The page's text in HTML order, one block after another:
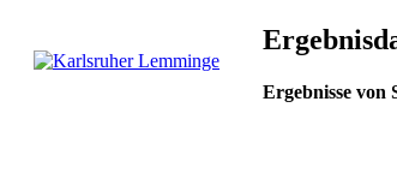
content
Ergebnisse von